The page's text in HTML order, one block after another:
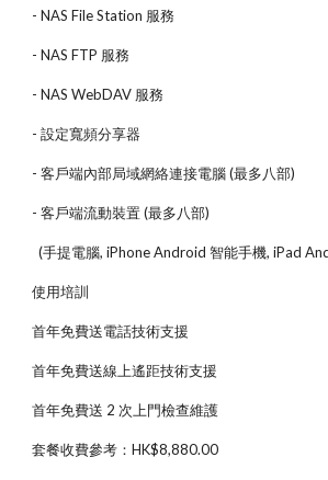
- NAS File Station 服務
- NAS FTP 服務
- NAS WebDAV 服務
- 設定寬頻分享器
- 客戶端內部局域網絡連接電腦 (最多八部)
- 客戶端流動裝置 (最多八部)
(手提電腦, iPhone Android 智能手機, iPad
使用培訓
首年免費送電話技術支援
首年免費送線上遙距技術支援
首年免費送 2 次上門檢查維護
套餐收費參考：HK$8,880.00